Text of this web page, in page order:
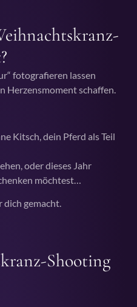
fotografieren lassen
Herzensmoment schaffen.
Kitsch, dein Pferd als Teil
oder dieses Jahr
möchtest…
dich gemacht.
Shooting